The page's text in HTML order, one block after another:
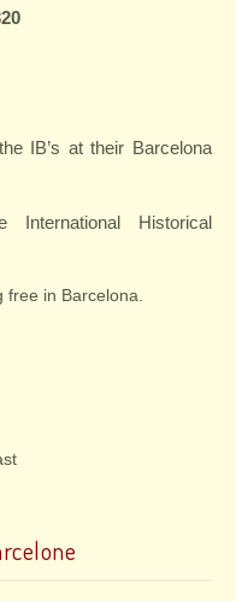
IB’s at their Barcelona
Historical
in Barcelona.